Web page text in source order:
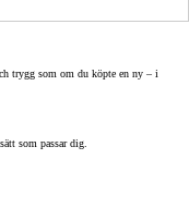
trygg som om du köpte en ny – i
som passar dig.